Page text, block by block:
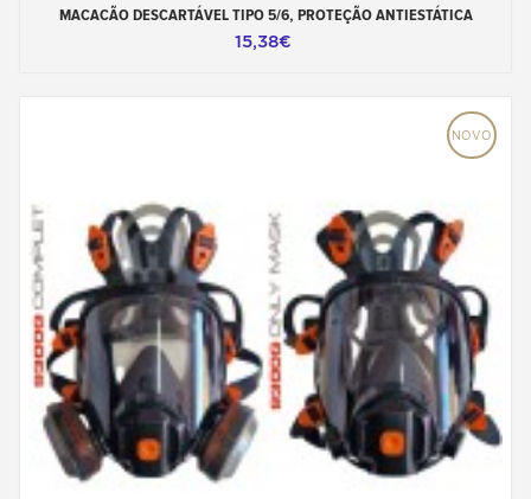
MACACÃO DESCARTÁVEL TIPO 5/6, PROTEÇÃO ANTIESTÁTICA
15,38€
NOVO